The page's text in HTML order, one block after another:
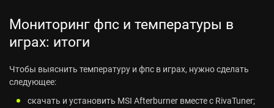
Мониторинг фпс и температуры в
играх: итоги
Чтобы выяснить температуру и фпс в играх, нужно сделать
следующее:
скачать и установить MSI Afterburner вместе с RivaTuner;